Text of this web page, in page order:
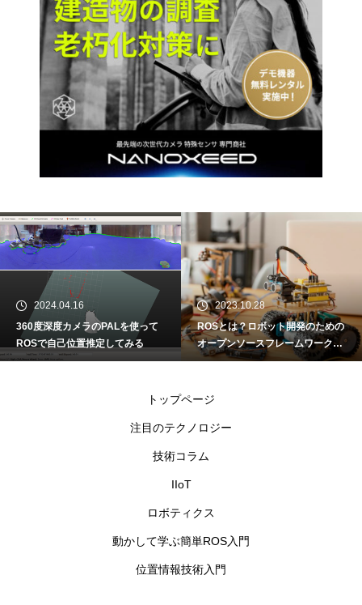
2024.04.16
360度深度カメラのPALを使って
ROSで自己位置推定してみる
2023.10.28
ROSとは？ロボット開発のための
オープンソースフレームワーク
動かして学ぶ簡単ROS入門①
トップページ
注目のテクノロジー
技術コラム
IIoT
ロボティクス
動かして学ぶ簡単ROS入門
位置情報技術入門